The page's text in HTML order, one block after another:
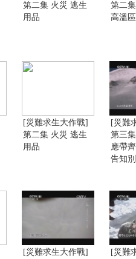
第二集 火災 逃生
用品
第二
高溫
[災難求生大作戰]
第二集 火災 逃生
用品
[災難
第三
應帶
告知
[災難求生大作戰] [災難